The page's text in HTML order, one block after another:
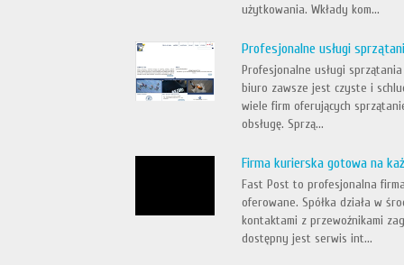
użytkowania. Wkłady kom...
Profesjonalne usługi
Profesjonalne usługi
biuro zawsze jest czyste i
wiele firm oferujących
obsługę. Sprzą...
Firma kurierska gotowa na
Fast Post to profesjonalna
oferowane. Spółka działa w
kontaktami z przewoźnikami
dostępny jest serwis int...